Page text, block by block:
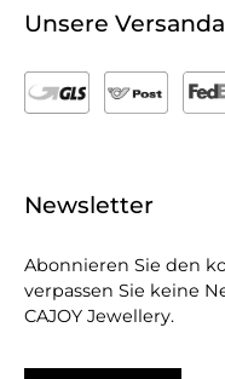
Unsere
Newsletter
Abonnieren Sie den
verpassen Sie keine
CAJOY Jewellery.